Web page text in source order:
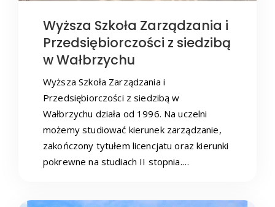
Wyższa Szkoła Zarządzania i
Przedsiębiorczości z siedzibą
w Wałbrzychu
Wyższa Szkoła Zarządzania i
Przedsiębiorczości z siedzibą w
Wałbrzychu działa od 1996. Na uczelni
możemy studiować kierunek zarządzanie,
zakończony tytułem licencjatu oraz kierunki
pokrewne na studiach II stopnia.…